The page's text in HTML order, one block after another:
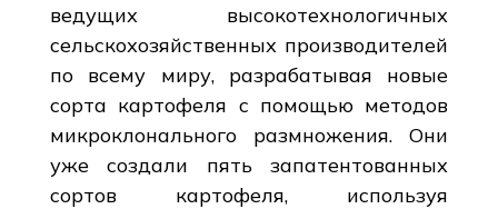
ведущих высокотехнологичных
сельскохозяйственных производителей
по всему миру, разрабатывая новые
сорта картофеля с помощью методов
микроклонального размножения. Они
уже создали пять запатентованных
сортов картофеля, используя